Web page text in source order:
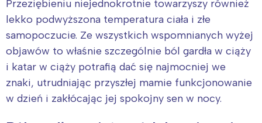
Przeziębieniu niejednokrotnie towarzyszy również
lekko podwyższona temperatura ciała i złe
samopoczucie. Ze wszystkich wspomnianych wyżej
objawów to właśnie szczególnie ból gardła w ciąży
i katar w ciąży potrafią dać się najmocniej we
znaki, utrudniając przyszłej mamie funkcjonowanie
w dzień i zakłócając jej spokojny sen w nocy.